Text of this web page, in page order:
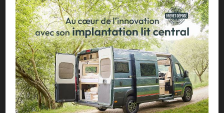
Écosse : un paradis naturel à découvrir
en vans et fourgons aménagés